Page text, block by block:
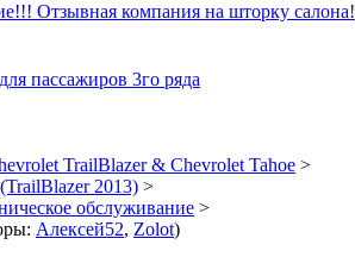
Отзывная компания на шторку салона!
пассажиров 3го ряда
TrailBlazer & Chevrolet Tahoe >
2013) >
обслуживание >
Алексей52, Zolot)